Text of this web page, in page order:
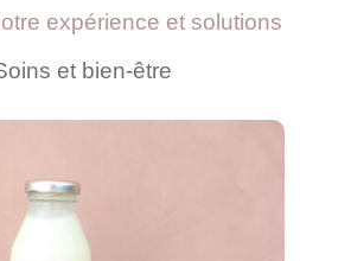
expérience et solutions
et bien-être